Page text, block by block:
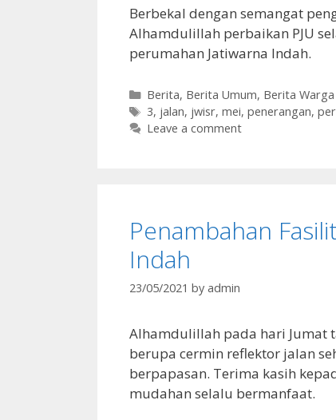
Berbekal dengan semangat
Alhamdulillah perbaikan PJU
perumahan Jatiwarna Indah.
Categories
Berita, Berita Umum, Berita Warga
Tags
3, jalan, jwisr, mei, penerangan,
Leave a comment
Penambahan
Indah
23/05/2021 by admin
Alhamdulillah pada hari Jumat
berupa cermin reflektor jalan
berpapasan. Terima kasih
mudahan selalu bermanfaat.